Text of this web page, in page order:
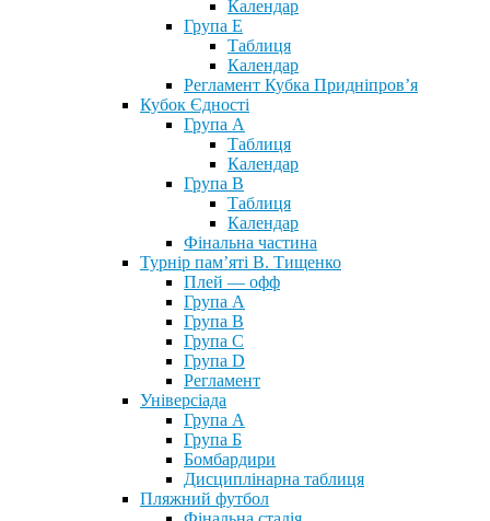
Календар
Група Е
Таблиця
Календар
Регламент Кубка Придніпров’я
Кубок Єдності
Група А
Таблиця
Календар
Група В
Таблиця
Календар
Фінальна частина
Турнір пам’яті В. Тищенко
Плей — офф
Група А
Група B
Група С
Група D
Регламент
Універсіада
Група А
Група Б
Бомбардири
Дисциплінарна таблиця
Пляжний футбол